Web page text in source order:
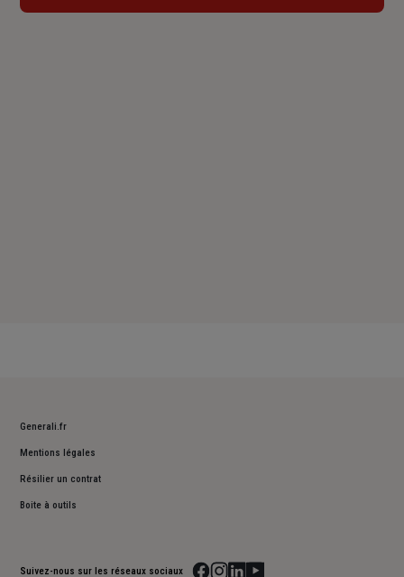
Generali.fr
Mentions légales
Résilier un contrat
Boite à outils
Suivez-nous sur les réseaux sociaux